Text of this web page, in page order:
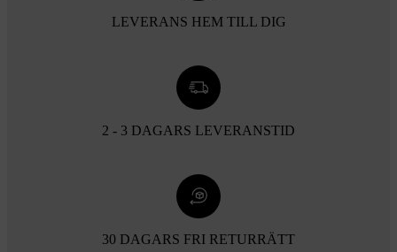
LEVERANS HEM TILL DIG
2 - 3 DAGARS LEVERANSTID
30 DAGARS FRI RETURRÄTT